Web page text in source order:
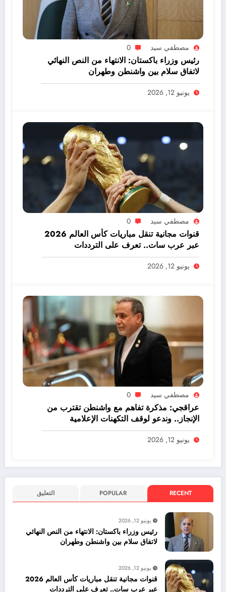
مصطفي سيد 0
رئيس وزراء باكستان: الانتهاء من النص النهائي
لاتفاق سلام بين واشنطن وطهران
يونيو 12, 2026
مصطفي سيد 0
قنوات مجانية تنقل مباريات كأس العالم 2026
عبر عرب سات.. تعرف على الترددات
يونيو 12, 2026
مصطفي سيد 0
عراقجي: مذكرة تفاهم مع واشنطن تقترب من
الإنجاز.. وندعو لوقف التكهنات الإعلامية
يونيو 12, 2026
RECENT
POPULAR التعليق
يونيو 12, 2026
رئيس وزراء باكستان: الانتهاء من النص النهائي
لاتفاق سلام بين واشنطن وطهران
يونيو 12, 2026
قنوات مجانية تنقل مباريات كأس العالم 2026
عبر عرب سات.. تعرف على الترددات